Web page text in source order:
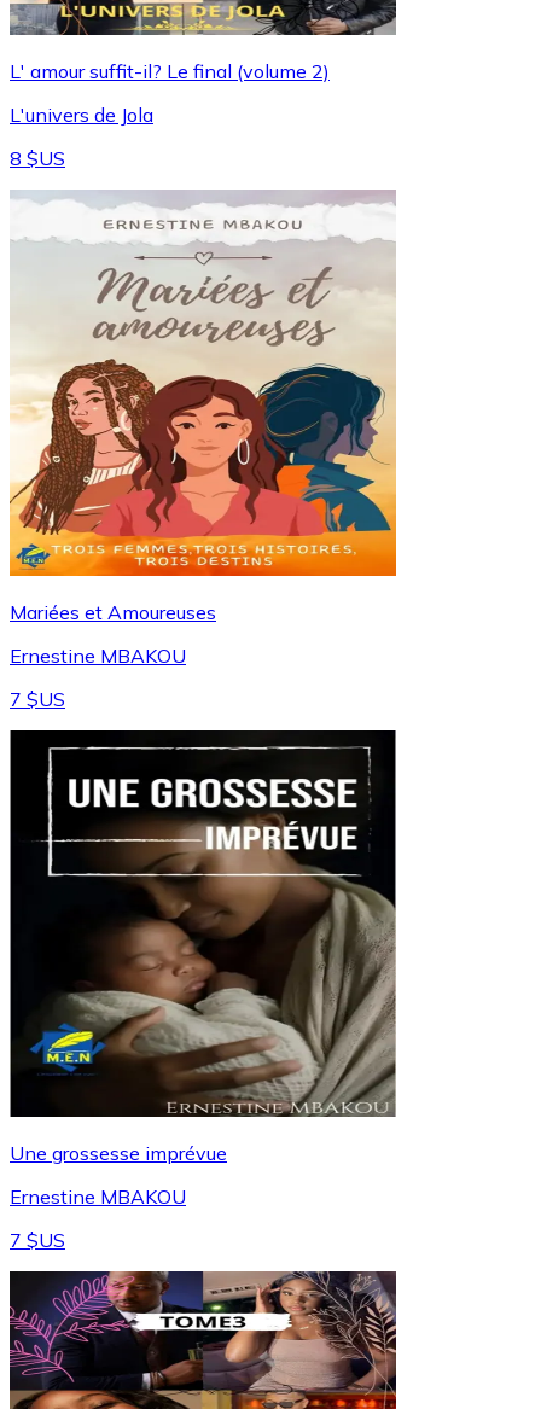
L' amour suffit-il? Le final (volume 2)
L'univers de Jola
8 $US
Mariées et Amoureuses
Ernestine MBAKOU
7 $US
Une grossesse imprévue
Ernestine MBAKOU
7 $US